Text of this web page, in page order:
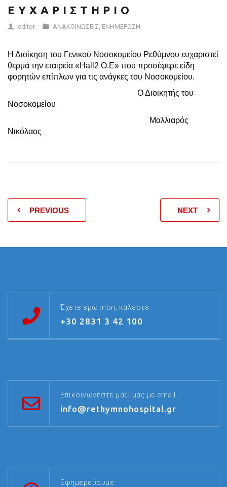
Ε Υ Χ Α Ρ Ι Σ Τ Η Ρ Ι Ο
editor ΑΝΑΚΟΙΝΩΣΕΙΣ, ΕΝΗΜΕΡΩΣΗ
Η Διοίκηση του Γενικού Νοσοκομείου Ρεθύμνου ευχαριστεί
θερμά την εταιρεία «Hall2 O.E» που προσέφερε είδη
φορητών επίπλων για τις ανάγκες του Νοσοκομείου.
Ο Διοικητής του
Νοσοκομείου
Μαλλιαρός
Νικόλαος
PREVIOUS NEXT
Έχετε ερώτηση; καλέστε
+30 2831 3 42 100
Επικοινωνήστε μαζί μας με email
info@rethymnohospital.gr
Εφημερεύουμε